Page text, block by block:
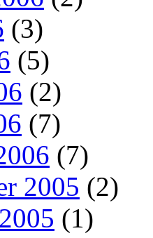
(3)
(5)
(2)
(7)
(7)
2005 (2)
(1)